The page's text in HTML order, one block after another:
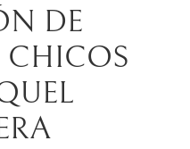
DE
CHICOS